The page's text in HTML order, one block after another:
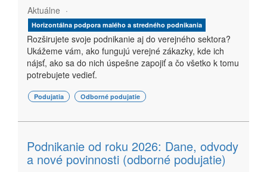
Aktuálne
Horizontálna podpora malého a stredného podnikania
Rozširujete svoje podnikanie aj do verejného sektora?
Ukážeme vám, ako fungujú verejné zákazky, kde ich
nájsť, ako sa do nich úspešne zapojiť a čo všetko k tomu
potrebujete vedieť.
Podujatia Odborné podujatie
Podnikanie od roku 2026: Dane, odvody
a nové povinnosti (odborné podujatie)